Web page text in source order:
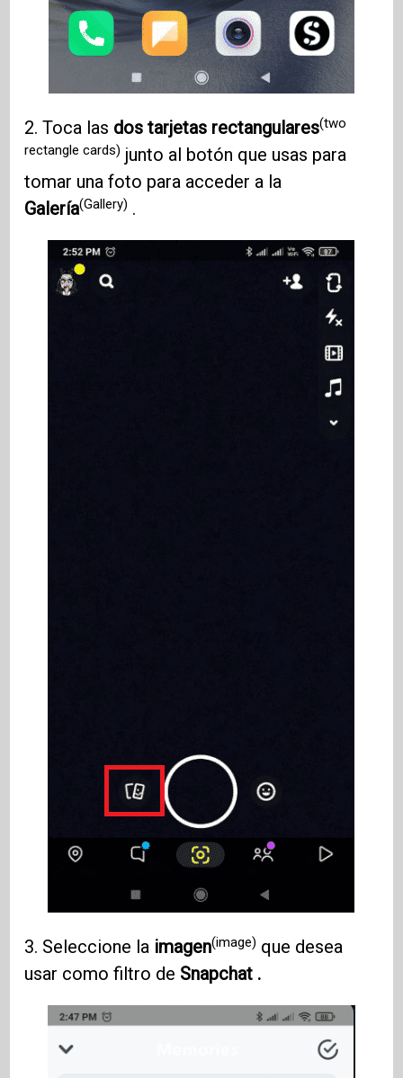
2. Toca las dos tarjetas rectangulares(two
rectangle cards) junto al botón que usas para
tomar una foto para acceder a la
Galería(Gallery) .
3. Seleccione la imagen(image) que desea
usar como filtro de Snapchat .